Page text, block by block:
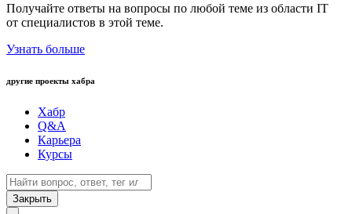
Получайте ответы на вопросы по любой теме из области IT
от специалистов в этой теме.
Узнать больше
другие проекты хабра
Хабр
Q&A
Карьера
Курсы
Закрыть